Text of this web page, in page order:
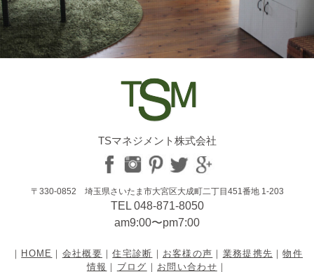
TSマネジメント株式会社
〒330-0852 埼玉県さいたま市大宮区大成町二丁目451番地 1-203
TEL 048-871-8050
am9:00〜pm7:00
｜ HOME ｜ 会社概要 ｜住宅診断 ｜ お客様の声 ｜ 業務提携先 ｜物件
情報 ｜ ブログ ｜ お問い合わせ ｜